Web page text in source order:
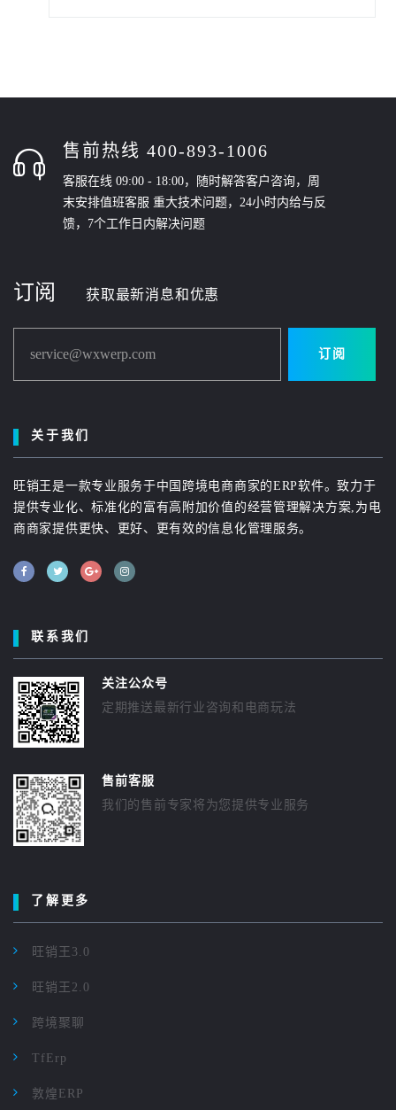
售前热线 400-893-1006
客服在线 09:00 - 18:00，随时解答客户咨询，周
末安排值班客服 重大技术问题，24小时内给与反
馈，7个工作日内解决问题
订阅 获取最新消息和优惠
service@wxwerp.com 订阅
关于我们
旺销王是一款专业服务于中国跨境电商商家的ERP软件。致力于
提供专业化、标准化的富有高附加价值的经营管理解决方案,为电
商商家提供更快、更好、更有效的信息化管理服务。
联系我们
关注公众号
定期推送最新行业咨询和电商玩法
售前客服
我们的售前专家将为您提供专业服务
了解更多
旺销王3.0
旺销王2.0
跨境聚聊
TfErp
敦煌ERP